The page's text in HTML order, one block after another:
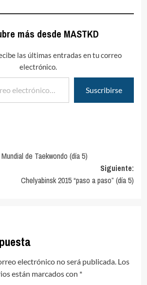
más desde MASTKD
las últimas entradas en tu correo
electrónico.
Suscribirse
de Taekwondo (día 5)
Siguiente:
Chelyabinsk 2015 “paso a paso” (día 5)
electrónico no será publicada. Los
están marcados con *